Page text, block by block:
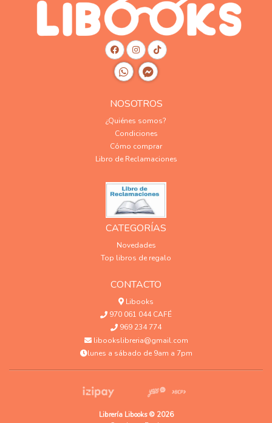
NOSOTROS
¿Quiénes somos?
Condiciones
Cómo comprar
Libro de Reclamaciones
CATEGORÍAS
Novedades
Top libros de regalo
CONTACTO
Libooks
970 061 044 CAFÉ
969 234 774
libookslibreria@gmail.com
lunes a sábado de 9am a 7pm
Librería Libooks © 2026